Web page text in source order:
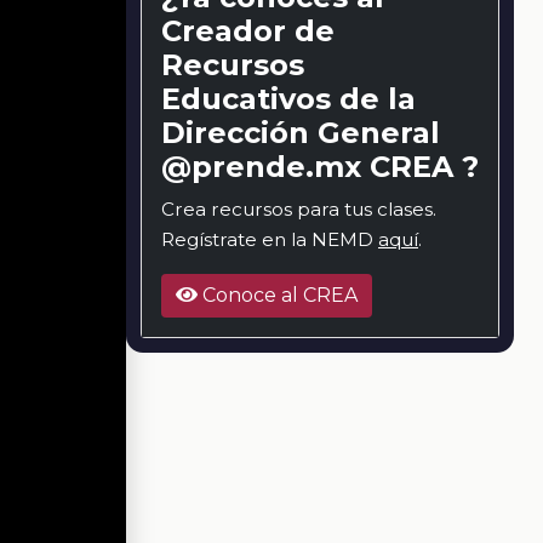
Creador de
Recursos
Educativos de la
Dirección General
@prende.mx CREA ?
Crea recursos para tus clases.
Regístrate en la NEMD aquí.
Conoce al CREA